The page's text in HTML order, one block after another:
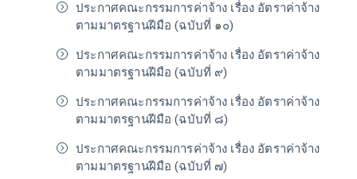
ประกาศคณะกรรมการค่าจ้าง เรื่อง อัตราค่าจ้าง
ตามมาตรฐานฝีมือ (ฉบับที่ ๑๐)
ประกาศคณะกรรมการค่าจ้าง เรื่อง อัตราค่าจ้าง
ตามมาตรฐานฝีมือ (ฉบับที่ ๙)
ประกาศคณะกรรมการค่าจ้าง เรื่อง อัตราค่าจ้าง
ตามมาตรฐานฝีมือ (ฉบับที่ ๘)
ประกาศคณะกรรมการค่าจ้าง เรื่อง อัตราค่าจ้าง
ตามมาตรฐานฝีมือ (ฉบับที่ ๗)